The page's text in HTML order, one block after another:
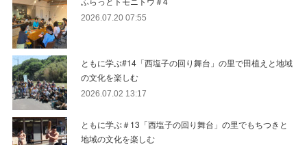
2026.07.20 07:55
ともに学ぶ#14「西塩子の回り舞台」の里で田植えと地域
の文化を楽しむ
2026.07.02 13:17
ともに学ぶ＃13「西塩子の回り舞台」の里でもちつきと
地域の文化を楽しむ